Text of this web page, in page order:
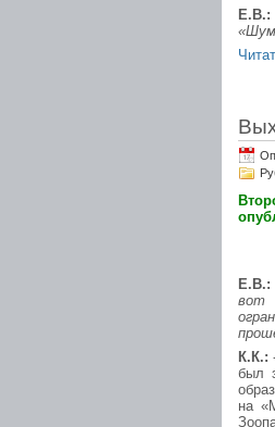
Е.В.:
Е.В.:
вот
К.К.:
был
на